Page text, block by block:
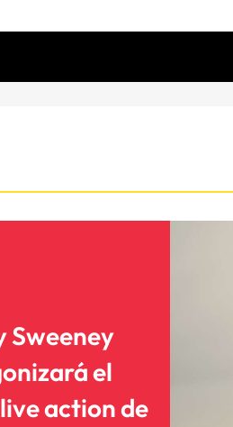
Sweeney
el
action de